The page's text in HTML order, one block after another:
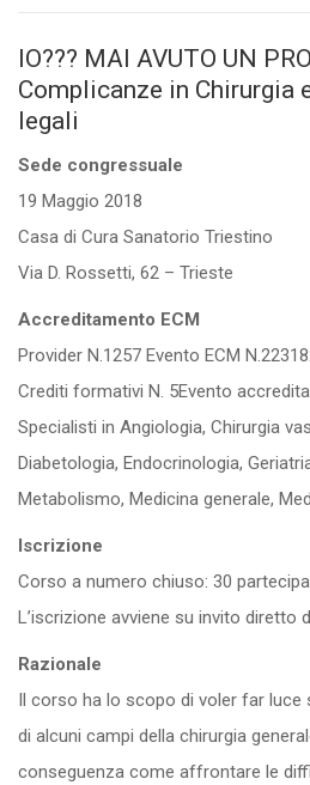
IO??? MAI AVUTO UN
Complicanze in Chirurgia
legali
Sede congressuale
19 Maggio 2018
Casa di Cura Sanatorio Triestino
Via D. Rossetti, 62 – Trieste
Accreditamento ECM
Provider N.1257 Evento ECM
Crediti formativi N. 5Evento
Specialisti in Angiologia, Chirurgia
Diabetologia, Endocrinologia,
Metabolismo, Medicina generale,
Iscrizione
Corso a numero chiuso: 30
L’iscrizione avviene su invito diretto
Razionale
Il corso ha lo scopo di voler far luce
di alcuni campi della chirurgia
conseguenza come affrontare le